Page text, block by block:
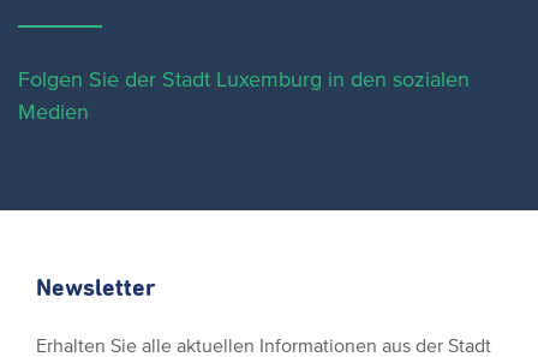
Folgen Sie der Stadt Luxemburg in den sozialen
Medien
Newsletter
Erhalten Sie alle aktuellen Informationen aus der Stadt